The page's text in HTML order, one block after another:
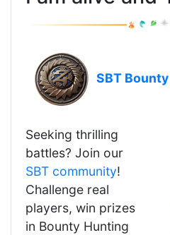
SBT
Seeking thrilling
battles? Join our
SBT community!
Challenge real
players, win prizes
in Bounty Hunting